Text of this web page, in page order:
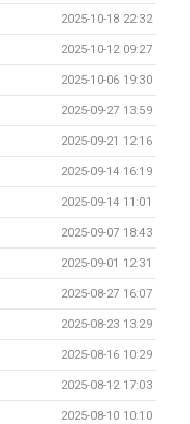
2025-10-18 22:32
2025-10-12 09:27
2025-10-06 19:30
2025-09-27 13:59
2025-09-21 12:16
2025-09-14 16:19
2025-09-14 11:01
2025-09-07 18:43
2025-09-01 12:31
2025-08-27 16:07
2025-08-23 13:29
2025-08-16 10:29
2025-08-12 17:03
2025-08-10 10:10